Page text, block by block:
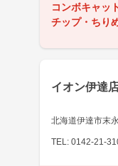
コンボキャッ
チップ・ちり
イオン伊達
北海道伊達市末
TEL: 0142-21-